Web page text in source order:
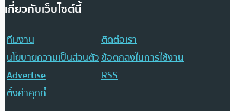
เกี่ยวกับเว็บไซต์นี้
ทีมงาน
ติดต่อเรา
นโยบายความเป็นส่วนตัวข้อตกลงในการใช้งาน
Advertise
RSS
ตั้งค่าคุกกี้